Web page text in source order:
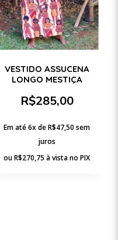
VESTIDO ASSUCENA
LONGO MESTIÇA
R$285,00
Em até 6x deR$47,50 sem
juros
ouR$270,75 à vista no PIX